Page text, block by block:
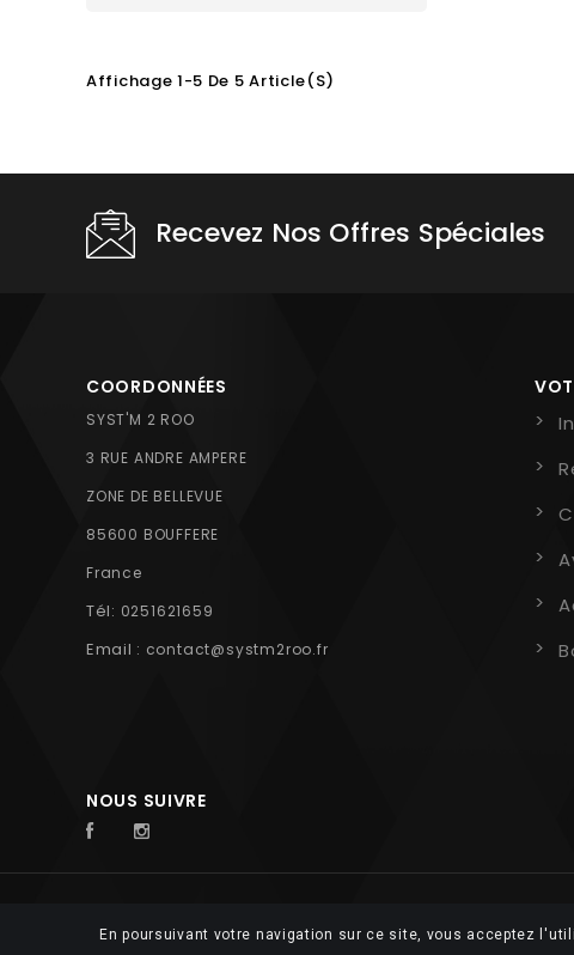
Affichage 1-5 De 5 Article(s)
Recevez Nos Offres Spéciales
COORDONNÉES
SYST'M 2 ROO
3 RUE ANDRE AMPERE
ZONE DE BELLEVUE
85600 BOUFFERE
France
Tél: 0251621659
Email : contact@systm2roo.fr
NOUS SUIVRE
© 2026 FUTUROSOFT
En poursuivant votre navigation sur ce site, vous acceptez